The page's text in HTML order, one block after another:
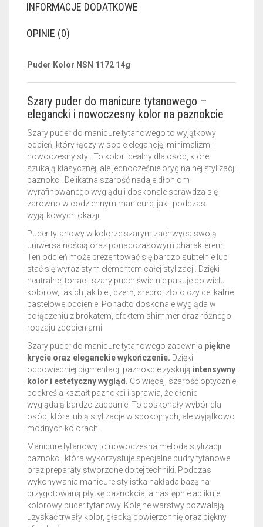
INFORMACJE DODATKOWE
OPINIE (0)
Puder Kolor NSN 1172 14g
Szary puder do manicure tytanowego –
elegancki i nowoczesny kolor na paznokcie
Szary puder do manicure tytanowego to wyjątkowy
odcień, który łączy w sobie elegancję, minimalizm i
nowoczesny styl. To kolor idealny dla osób, które
szukają klasycznej, ale jednocześnie oryginalnej stylizacji
paznokci. Delikatna szarość nadaje dłoniom
wyrafinowanego wyglądu i doskonale sprawdza się
zarówno w codziennym manicure, jak i podczas
wyjątkowych okazji.
Puder tytanowy w kolorze szarym zachwyca swoją
uniwersalnością oraz ponadczasowym charakterem.
Ten odcień może prezentować się bardzo subtelnie lub
stać się wyrazistym elementem całej stylizacji. Dzięki
neutralnej tonacji szary puder świetnie pasuje do wielu
kolorów, takich jak biel, czerń, srebro, złoto czy delikatne
pastelowe odcienie. Ponadto doskonale wygląda w
połączeniu z brokatem, efektem shimmer oraz różnego
rodzaju zdobieniami.
Szary puder do manicure tytanowego zapewnia piękne
krycie oraz eleganckie wykończenie. Dzięki
odpowiedniej pigmentacji paznokcie zyskują intensywny
kolor i estetyczny wygląd. Co więcej, szarość optycznie
podkreśla kształt paznokci i sprawia, że dłonie
wyglądają bardzo zadbanie. To doskonały wybór dla
osób, które lubią stylizacje w spokojnych, ale wyjątkowo
modnych kolorach.
Manicure tytanowy to nowoczesna metoda stylizacji
paznokci, która wykorzystuje specjalne pudry tytanowe
oraz preparaty stworzone do tej techniki. Podczas
wykonywania manicure stylistka nakłada bazę na
przygotowaną płytkę paznokcia, a następnie aplikuje
kolorowy puder tytanowy. Kolejne warstwy pozwalają
uzyskać trwały kolor, gładką powierzchnię oraz piękny